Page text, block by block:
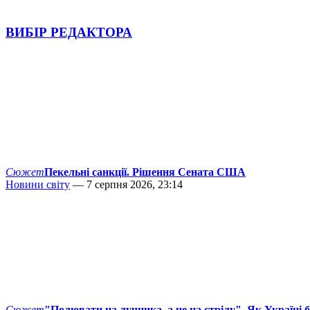
ВИБІР РЕДАКТОРА
СюжетПекельні санкції. Рішення Сената США
Новини світу — 7 серпня 2026, 23:14